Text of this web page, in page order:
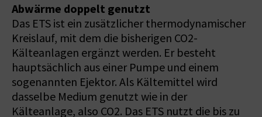
Abwärme doppelt genutzt
Das ETS ist ein zusätzlicher thermodynamischer
Kreislauf, mit dem die bisherigen CO2-
Kälteanlagen ergänzt werden. Er besteht
hauptsächlich aus einer Pumpe und einem
sogenannten Ejektor. Als Kältemittel wird
dasselbe Medium genutzt wie in der
Kälteanlage, also CO2. Das ETS nutzt die bis zu